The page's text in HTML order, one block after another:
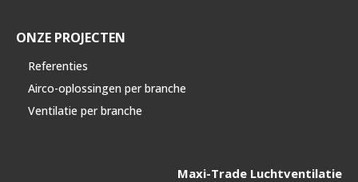
ONZE PROJECTEN
Referenties
Airco-oplossingen per branche
Ventilatie per branche
Maxi-Trade Luchtventilatie